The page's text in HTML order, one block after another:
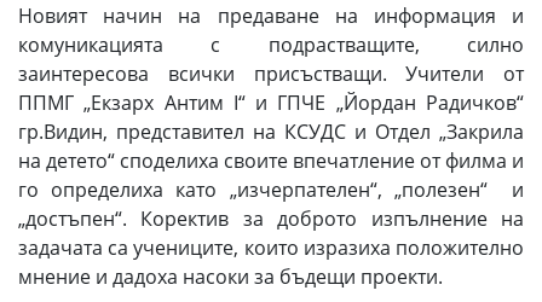
Новият начин на предаване на информация и
комуникацията с подрастващите, силно
заинтересова всички присъстващи. Учители от
ППМГ „Екзарх Антим I“ и ГПЧЕ „Йордан Радичков“
гр.Видин, представител на КСУДС и Отдел „Закрила
на детето“ споделиха своите впечатление от филма и
го определиха като „изчерпателен“, „полезен“ и
„достъпен“. Коректив за доброто изпълнение на
задачата са учениците, които изразиха положително
мнение и дадоха насоки за бъдещи проекти.